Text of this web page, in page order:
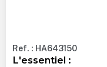
Ref. : HA643150
L'essentiel :